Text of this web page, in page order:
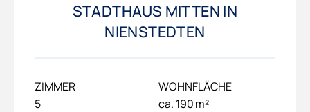
STADTHAUS MITTEN IN
NIENSTEDTEN
ZIMMER
5
WOHNFLÄCHE
ca. 190 m²